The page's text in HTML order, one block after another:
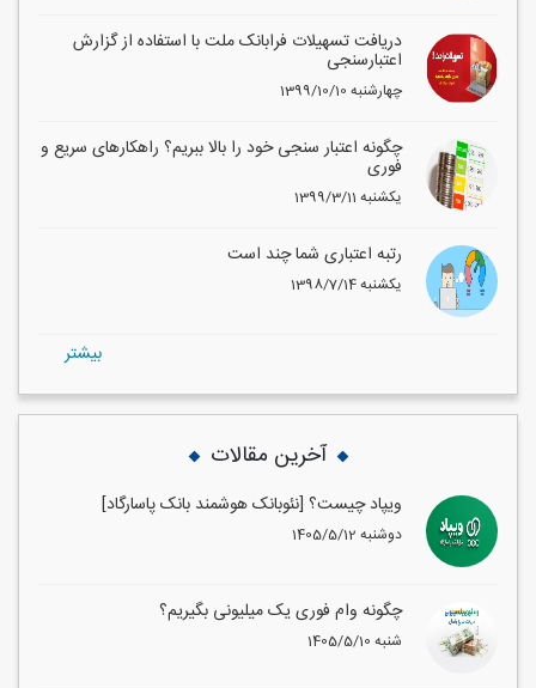
دریافت تسهیلات فرابانک ملت با استفاده از گزارش
اعتبارسنجی
1399/10/10 چهارشنبه
چگونه اعتبار سنجی خود را بالا ببریم؟ راهکارهای سریع و
فوری
1399/3/11 یکشنبه
رتبه اعتباری شما چند است
1398/7/14 یکشنبه
بيشتر
آخرین مقالات
ویپاد چیست؟ [نئوبانک هوشمند بانک پاسارگاد]
1405/5/12 دوشنبه
چگونه وام فوری یک میلیونی بگیریم؟
1405/5/10 شنبه